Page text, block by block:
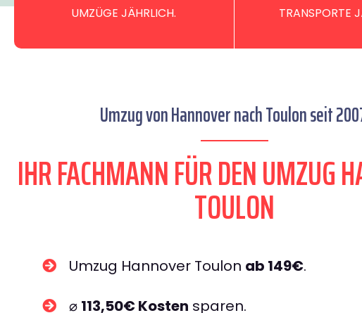
UMZÜGE JÄHRLICH. TRANSPORTE
Umzug von Hannover nach Toulon seit
IHR FACHMANN FÜR DEN UMZUG
TOULON
Umzug Hannover Toulon ab 149€.
⌀ 113,50€ Kosten sparen.